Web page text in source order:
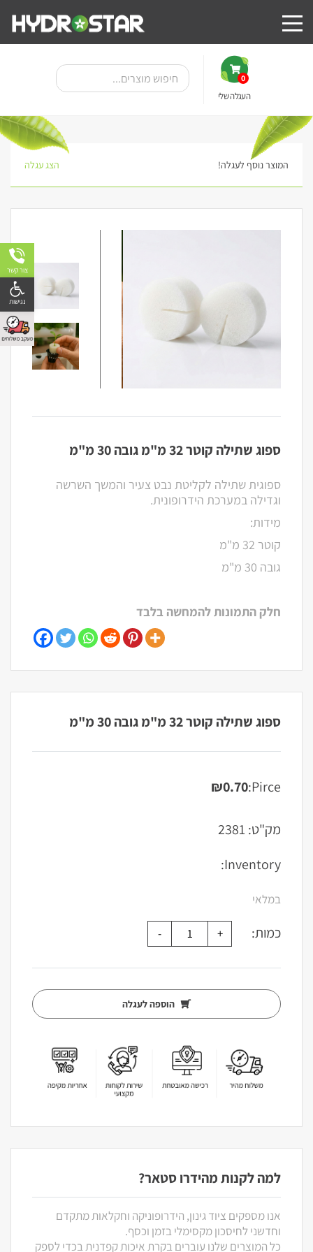
0
העגלה שלי
המוצר נוסף לעגלה! הצג עגלה
ספוג שתילה קוטר 32 מ"מ גובה 30 מ"מ
ספוגית שתילה לקליטת נבט צעיר והמשך השרשה
וגדילה במערכת הידרופונית.
מידות:
קוטר 32 מ"מ
גובה 30 מ"מ
חלק התמונות להמחשה בלבד
ספוג שתילה קוטר 32 מ"מ גובה 30 מ"מ
Pirce:
₪0.70
מק"ט: 2381
Inventory:
במלאי
כמות:
הוספה לעגלה
למה לקנות מהידרו סטאר?
אנו מספקים ציוד גינון, הידרופוניקה וחקלאות מתקדם
וחדשני לחיסכון מקסימלי בזמן וכסף.
כל המוצרים שלנו עוברים בקרת איכות קפדנית בכדי לספק
צור קשר